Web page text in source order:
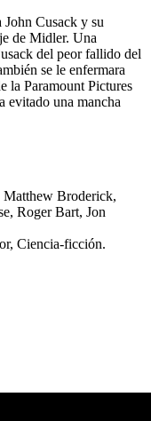
John Cusack y su
de Midler. Una
del peor fallido del
se le enfermara
la Paramount Pictures
evitado una mancha
Broderick,
Roger Bart, Jon
Ciencia-ficción.